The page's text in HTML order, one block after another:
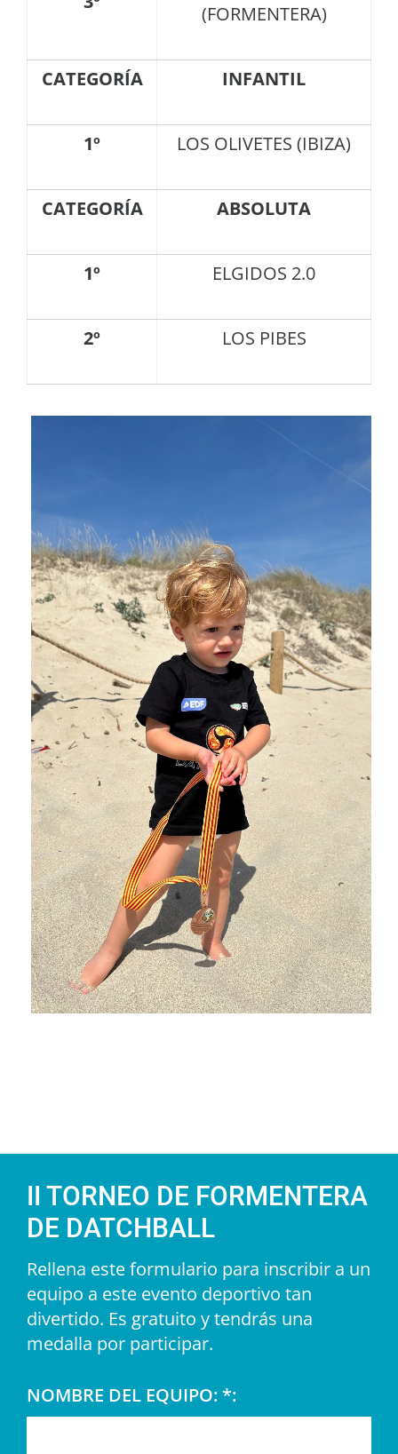
(FORMENTERA)
CATEGORÍA INFANTIL
1º LOS OLIVETES (IBIZA)
CATEGORÍA ABSOLUTA
1º ELGIDOS 2.0
2º LOS PIBES
II TORNEO DE FORMENTERA
DE DATCHBALL
Rellena este formulario para inscribir a un
equipo a este evento deportivo tan
divertido. Es gratuito y tendrás una
medalla por participar.
NOMBRE DEL EQUIPO: *: